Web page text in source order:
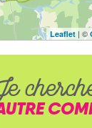
Leaflet | ©